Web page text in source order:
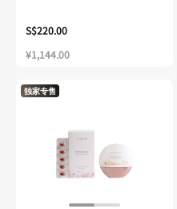
S$220.00
¥1,144.00
独家专售